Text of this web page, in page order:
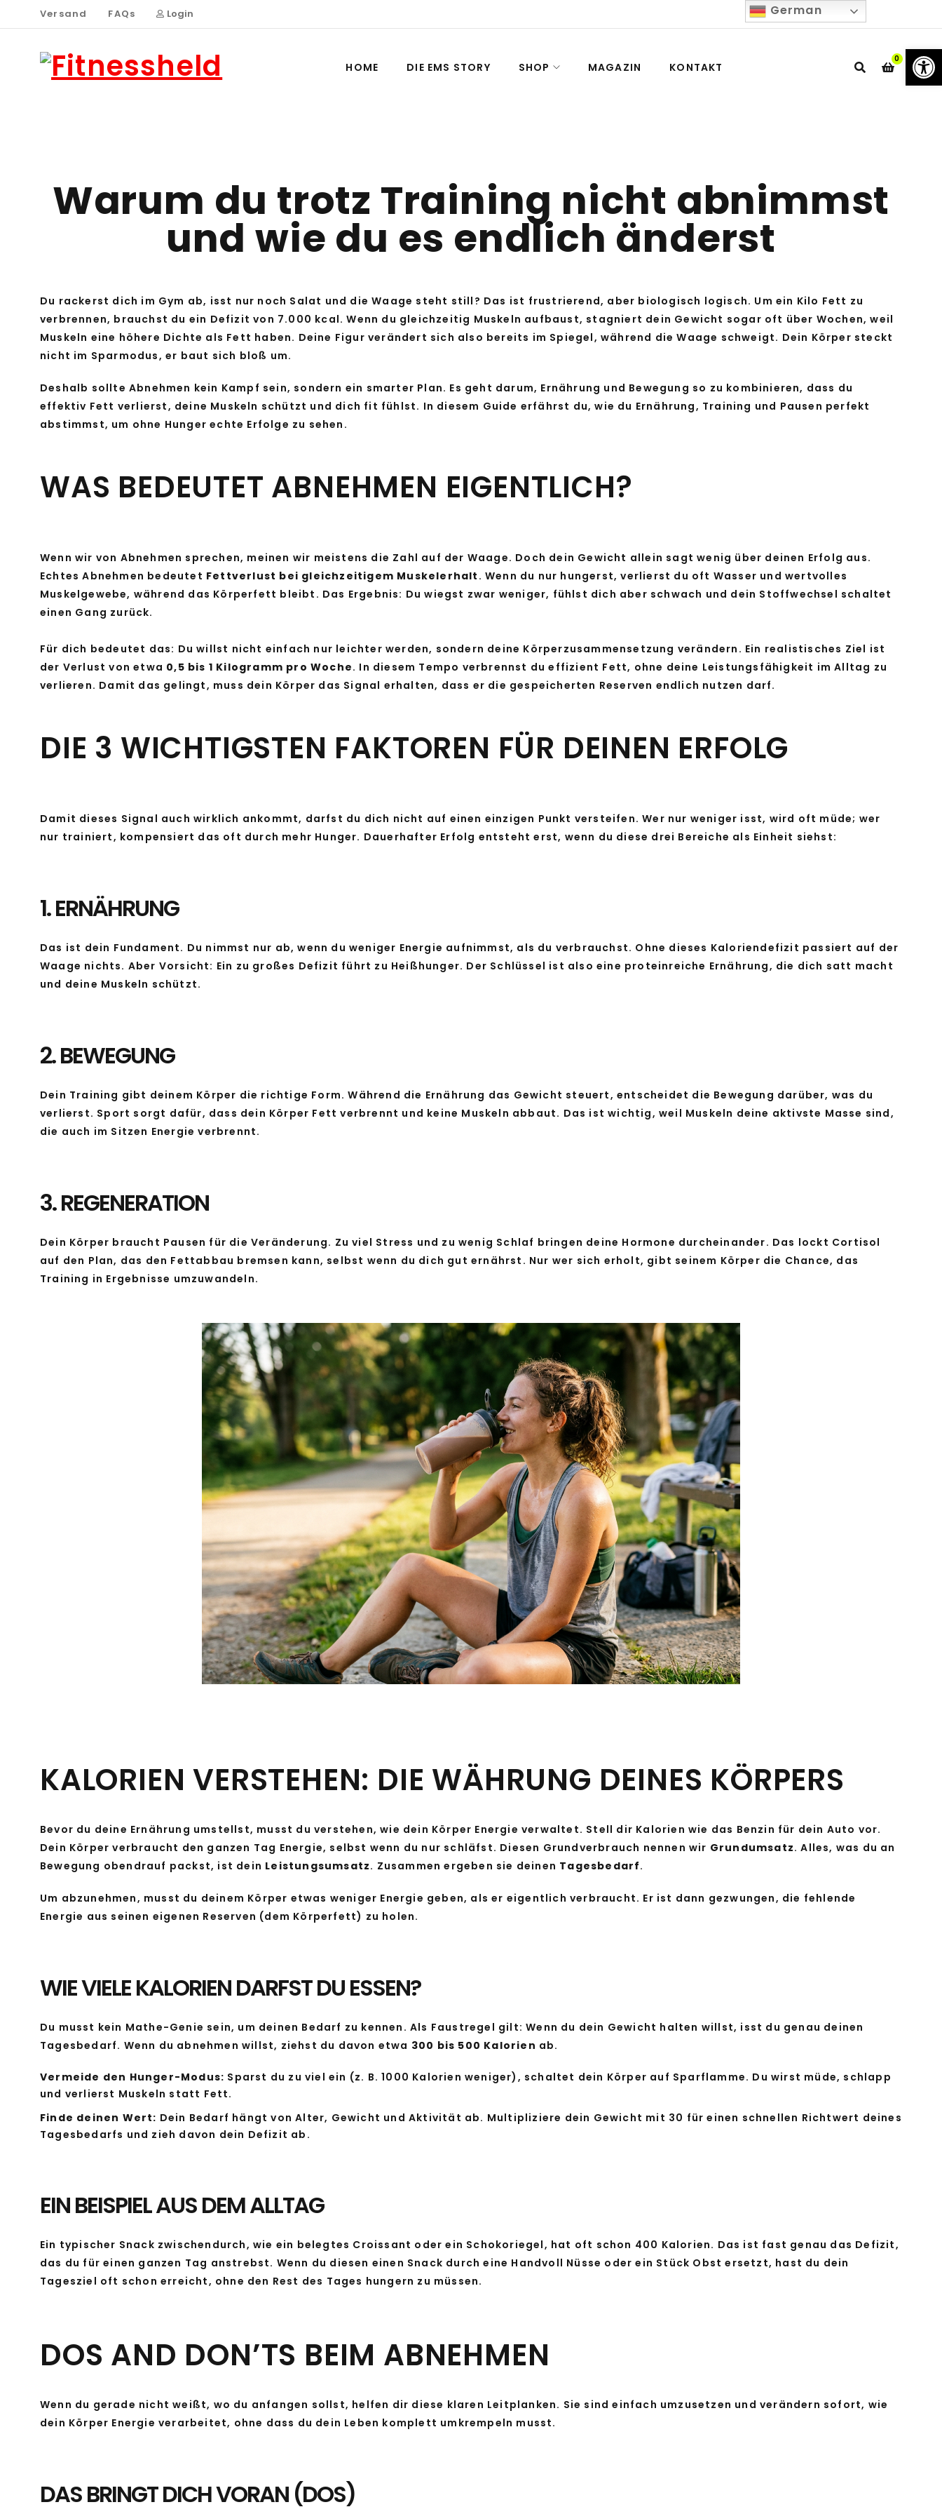
Versand FAQs Login
HOME DIE EMS STORY SHOP MAGAZIN KONTAKT
0
Warum du trotz Training nicht abnimmst
und wie du es endlich änderst
Du rackerst dich im Gym ab, isst nur noch Salat und die Waage steht still? Das ist frustrierend, aber biologisch logisch. Um ein Kilo Fett zu
verbrennen, brauchst du ein Defizit von 7.000 kcal. Wenn du gleichzeitig Muskeln aufbaust, stagniert dein Gewicht sogar oft über Wochen, weil
Muskeln eine höhere Dichte als Fett haben. Deine Figur verändert sich also bereits im Spiegel, während die Waage schweigt. Dein Körper steckt
nicht im Sparmodus, er baut sich bloß um.
Deshalb sollte Abnehmen kein Kampf sein, sondern ein smarter Plan. Es geht darum, Ernährung und Bewegung so zu kombinieren, dass du
effektiv Fett verlierst, deine Muskeln schützt und dich fit fühlst. In diesem Guide erfährst du, wie du Ernährung, Training und Pausen perfekt
abstimmst, um ohne Hunger echte Erfolge zu sehen.
WAS BEDEUTET ABNEHMEN EIGENTLICH?
Wenn wir von Abnehmen sprechen, meinen wir meistens die Zahl auf der Waage. Doch dein Gewicht allein sagt wenig über deinen Erfolg aus.
Echtes Abnehmen bedeutet Fettverlust bei gleichzeitigem Muskelerhalt . Wenn du nur hungerst, verlierst du oft Wasser und wertvolles
Muskelgewebe, während das Körperfett bleibt. Das Ergebnis: Du wiegst zwar weniger, fühlst dich aber schwach und dein Stoffwechsel schaltet
einen Gang zurück.
Für dich bedeutet das: Du willst nicht einfach nur leichter werden, sondern deine Körperzusammensetzung verändern. Ein realistisches Ziel ist
der Verlust von etwa 0,5 bis 1 Kilogramm pro Woche. In diesem Tempo verbrennst du effizient Fett, ohne deine Leistungsfähigkeit im Alltag zu
verlieren. Damit das gelingt, muss dein Körper das Signal erhalten, dass er die gespeicherten Reserven endlich nutzen darf.
DIE 3 WICHTIGSTEN FAKTOREN FÜR DEINEN ERFOLG
Damit dieses Signal auch wirklich ankommt, darfst du dich nicht auf einen einzigen Punkt versteifen. Wer nur weniger isst, wird oft müde; wer
nur trainiert, kompensiert das oft durch mehr Hunger. Dauerhafter Erfolg entsteht erst, wenn du diese drei Bereiche als Einheit siehst:
1. ERNÄHRUNG
Das ist dein Fundament. Du nimmst nur ab, wenn du weniger Energie aufnimmst, als du verbrauchst. Ohne dieses Kaloriendefizit passiert auf der
Waage nichts. Aber Vorsicht: Ein zu großes Defizit führt zu Heißhunger. Der Schlüssel ist also eine proteinreiche Ernährung, die dich satt macht
und deine Muskeln schützt.
2. BEWEGUNG
Dein Training gibt deinem Körper die richtige Form. Während die Ernährung das Gewicht steuert, entscheidet die Bewegung darüber, was du
verlierst. Sport sorgt dafür, dass dein Körper Fett verbrennt und keine Muskeln abbaut. Das ist wichtig, weil Muskeln deine aktivste Masse sind,
die auch im Sitzen Energie verbrennt.
3. REGENERATION
Dein Körper braucht Pausen für die Veränderung. Zu viel Stress und zu wenig Schlaf bringen deine Hormone durcheinander. Das lockt Cortisol
auf den Plan, das den Fettabbau bremsen kann, selbst wenn du dich gut ernährst. Nur wer sich erholt, gibt seinem Körper die Chance, das
Training in Ergebnisse umzuwandeln.
KALORIEN VERSTEHEN: DIE WÄHRUNG DEINES KÖRPERS
Bevor du deine Ernährung umstellst, musst du verstehen, wie dein Körper Energie verwaltet. Stell dir Kalorien wie das Benzin für dein Auto vor.
Dein Körper verbraucht den ganzen Tag Energie, selbst wenn du nur schläfst. Diesen Grundverbrauch nennen wir Grundumsatz. Alles, was du an
Bewegung obendrauf packst, ist dein Leistungsumsatz. Zusammen ergeben sie deinen Tagesbedarf.
Um abzunehmen, musst du deinem Körper etwas weniger Energie geben, als er eigentlich verbraucht. Er ist dann gezwungen, die fehlende
Energie aus seinen eigenen Reserven (dem Körperfett) zu holen.
WIE VIELE KALORIEN DARFST DU ESSEN?
Du musst kein Mathe-Genie sein, um deinen Bedarf zu kennen. Als Faustregel gilt: Wenn du dein Gewicht halten willst, isst du genau deinen
Tagesbedarf. Wenn du abnehmen willst, ziehst du davon etwa 300 bis 500 Kalorien ab.
Vermeide den Hunger-Modus: Sparst du zu viel ein (z. B. 1000 Kalorien weniger), schaltet dein Körper auf Sparflamme. Du wirst müde, schlapp
und verlierst Muskeln statt Fett.
Finde deinen Wert: Dein Bedarf hängt von Alter, Gewicht und Aktivität ab. Multipliziere dein Gewicht mit 30 für einen schnellen Richtwert deines
Tagesbedarfs und zieh davon dein Defizit ab.
EIN BEISPIEL AUS DEM ALLTAG
Ein typischer Snack zwischendurch, wie ein belegtes Croissant oder ein Schokoriegel, hat oft schon 400 Kalorien. Das ist fast genau das Defizit,
das du für einen ganzen Tag anstrebst. Wenn du diesen einen Snack durch eine Handvoll Nüsse oder ein Stück Obst ersetzt, hast du dein
Tagesziel oft schon erreicht, ohne den Rest des Tages hungern zu müssen.
DOS AND DON’TS BEIM ABNEHMEN
Wenn du gerade nicht weißt, wo du anfangen sollst, helfen dir diese klaren Leitplanken. Sie sind einfach umzusetzen und verändern sofort, wie
dein Körper Energie verarbeitet, ohne dass du dein Leben komplett umkrempeln musst.
DAS BRINGT DICH VORAN (DOS)
German